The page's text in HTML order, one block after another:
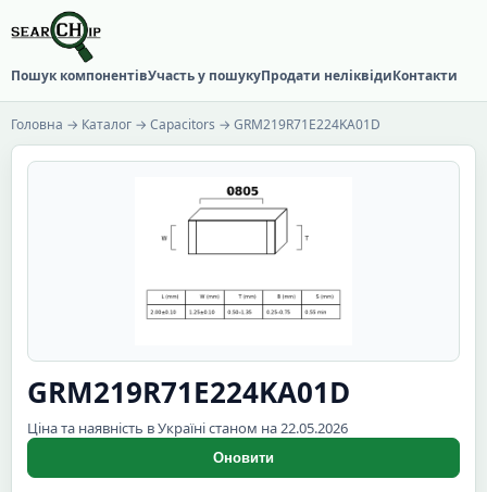
Пошук компонентівУчасть у пошукуПродати неліквідиКонтакти
Головна → Каталог → Capacitors → GRM219R71E224KA01D
GRM219R71E224KA01D
Ціна та наявність в Україні станом на 22.05.2026
Оновити